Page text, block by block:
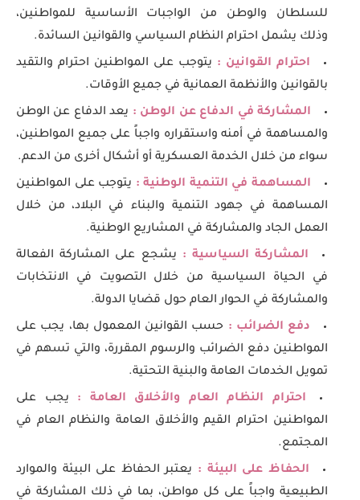
للسلطان والوطن من الواجبات الأساسية للمواطنين،
وذلك يشمل احترام النظام السياسي والقوانين السائدة.
احترام القوانين : يتوجب على المواطنين احترام والتقيد
بالقوانين والأنظمة العمانية في جميع الأوقات.
المشاركة في الدفاع عن الوطن : يعد الدفاع عن الوطن
والمساهمة في أمنه واستقراره واجباً على جميع المواطنين،
سواء من خلال الخدمة العسكرية أو أشكال أخرى من الدعم.
المساهمة في التنمية الوطنية : يتوجب على المواطنين
المساهمة في جهود التنمية والبناء في البلاد، من خلال
العمل الجاد والمشاركة في المشاريع الوطنية.
المشاركة السياسية : يشجع على المشاركة الفعالة
في الحياة السياسية من خلال التصويت في الانتخابات
والمشاركة في الحوار العام حول قضايا الدولة.
دفع الضرائب : حسب القوانين المعمول بها، يجب على
المواطنين دفع الضرائب والرسوم المقررة، والتي تسهم في
تمويل الخدمات العامة والبنية التحتية.
احترام النظام العام والأخلاق العامة : يجب على
المواطنين احترام القيم والأخلاق العامة والنظام العام في
المجتمع.
الحفاظ على البيئة : يعتبر الحفاظ على البيئة والموارد
الطبيعية واجباً على كل مواطن، بما في ذلك المشاركة في